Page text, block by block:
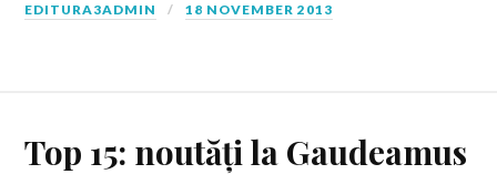
EDITURA3ADMIN 18 NOVEMBER 2013
Top 15: noutăți la Gaudeamus